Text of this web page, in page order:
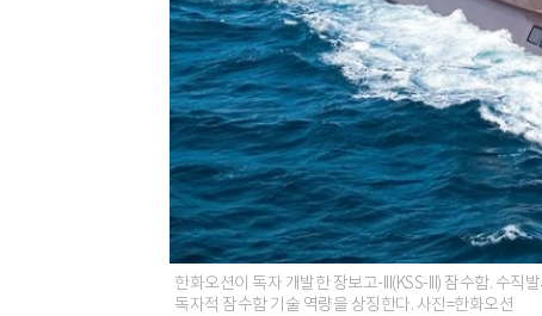
한화오션이 독자 개발한 장보고-III(KSS-III) 잠수함. 수직
독자적 잠수함 기술 역량을 상징한다. 사진=한화오션